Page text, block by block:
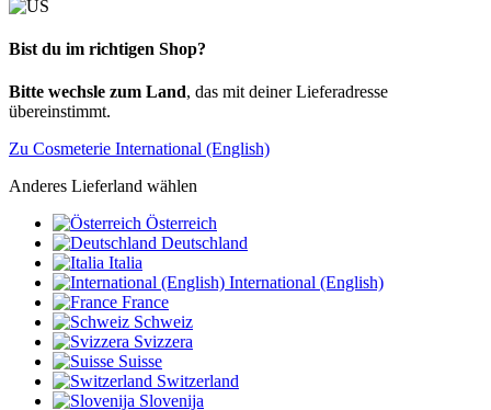
Bist du im richtigen Shop?
Bitte wechsle zum Land, das mit deiner Lieferadresse
übereinstimmt.
Zu Cosmeterie International (English)
Anderes Lieferland wählen
Österreich
Deutschland
Italia
International (English)
France
Schweiz
Svizzera
Suisse
Switzerland
Slovenija